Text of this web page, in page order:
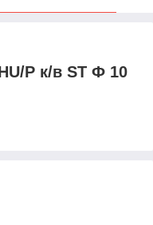
P к/в ST Ф 10